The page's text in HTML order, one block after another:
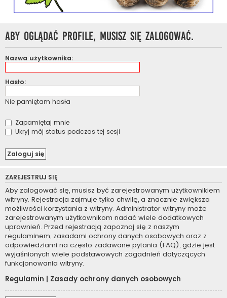
Aby oglądać profile, musisz się zalogować.
Nazwa użytkownika:
Hasło:
Nie pamiętam hasła
Zapamiętaj mnie
Ukryj mój status podczas tej sesji
ZAREJESTRUJ SIĘ
Aby zalogować się, musisz być zarejestrowanym użytkownikiem
witryny. Rejestracja zajmuje tylko chwilę, a znacznie zwiększa
możliwości korzystania z witryny. Administrator witryny może
zarejestrowanym użytkownikom nadać wiele dodatkowych
uprawnień. Przed rejestracją zapoznaj się z naszym
regulaminem, zasadami ochrony danych osobowych oraz z
odpowiedziami na często zadawane pytania (FAQ), gdzie jest
wyjaśnionych wiele podstawowych zagadnień dotyczących
funkcjonowania witryny.
Regulamin | Zasady ochrony danych osobowych